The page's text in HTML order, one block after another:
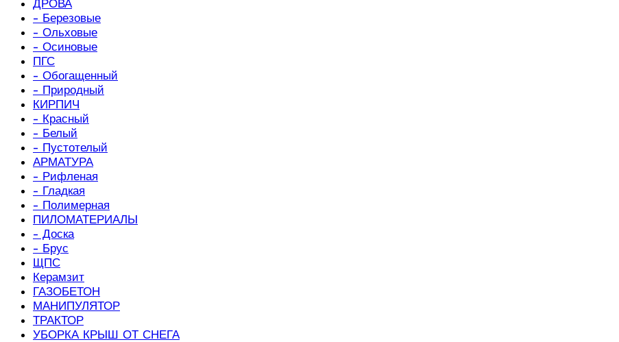
ДРОВА
- Березовые
- Ольховые
- Осиновые
ПГС
- Обогащенный
- Природный
КИРПИЧ
- Красный
- Белый
- Пустотелый
АРМАТУРА
- Рифленая
- Гладкая
- Полимерная
ПИЛОМАТЕРИАЛЫ
- Доска
- Брус
ЩПС
Керамзит
ГАЗОБЕТОН
МАНИПУЛЯТОР
ТРАКТОР
УБОРКА КРЫШ ОТ СНЕГА